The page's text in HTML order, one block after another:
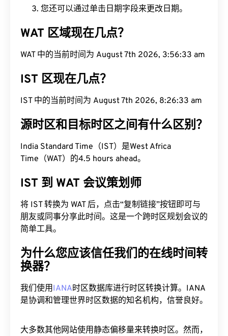
您还可以通过单击日期字段来更改日期。
WAT 区域现在几点？
WAT 中的当前时间为 August 7th 2026, 3:56:34 am
IST 区现在几点？
IST 中的当前时间为 August 7th 2026, 8:26:34 am
源时区和目标时区之间有什么区别？
India Standard Time（IST）是West Africa
Time（WAT）的4.5 hours ahead。
IST 到 WAT 会议策划师
将 IST 转换为 WAT 后，点击“复制链接”按钮即可与
朋友或同事分享此时间。这是一个跨时区规划会议的
简单工具。
为什么您应该信任我们的在线时间转
换器？
我们使用IANA时区数据库进行时区转换计算。IANA
是协调和管理世界时区数据的知名机构，信誉良好。
大多数其他网站使用静态偏移量来转换时区。然而，